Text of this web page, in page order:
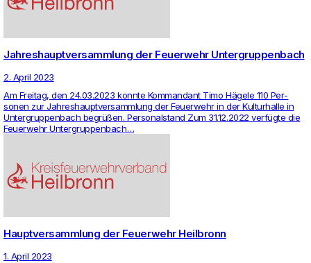
Jahreshauptversammlung der Feuerwehr Untergruppenbach
2. April 2023
Am Freitag, den 24.03.2023 konnte Kom­man­dant Timo Hägele 110 Per­
sonen zur Jah­res­haupt­ver­samm­lung der Feu­er­wehr in der Kul­tur­halle in
Unter­grup­pen­bach begrüßen. Per­so­nal­stand Zum 31.12.2022 verfügte die
Feu­er­wehr Unter­grup­pen­bach…
Hauptversammlung der Feuerwehr Heilbronn
1. April 2023